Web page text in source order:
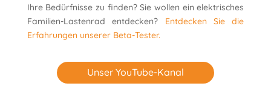
Ihre Bedürfnisse zu finden? Sie wollen ein elektrisches
Familien-Lastenrad entdecken? Entdecken Sie die
Erfahrungen unserer Beta-Tester.
Unser YouTube-Kanal